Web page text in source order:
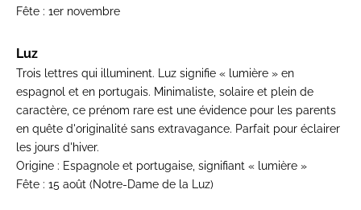
Fête : 1er novembre
Luz
Trois lettres qui illuminent. Luz signifie « lumière » en
espagnol et en portugais. Minimaliste, solaire et plein de
caractère, ce prénom rare est une évidence pour les parents
en quête d'originalité sans extravagance. Parfait pour éclairer
les jours d'hiver.
Origine : Espagnole et portugaise, signifiant « lumière »
Fête : 15 août (Notre-Dame de la Luz)